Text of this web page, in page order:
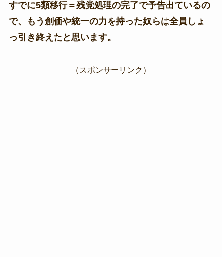
すでに5類移行＝残党処理の完了で予告出ているの
で、もう創価や統一の力を持った奴らは全員しょ
っ引き終えたと思います。
（スポンサーリンク）